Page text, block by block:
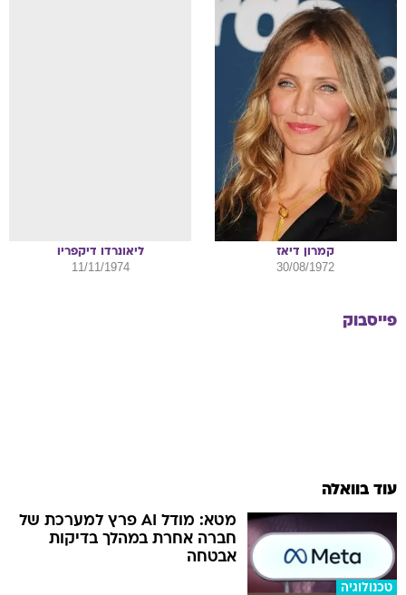
קמרון דיאז
30/08/1972
ליאונרדו דיקפריו
11/11/1974
פייסבוק
עוד בוואלה
טכנולוגיה
מטא: מודל AI פרץ למערכת של
חברה אחרת במהלך בדיקות
אבטחה